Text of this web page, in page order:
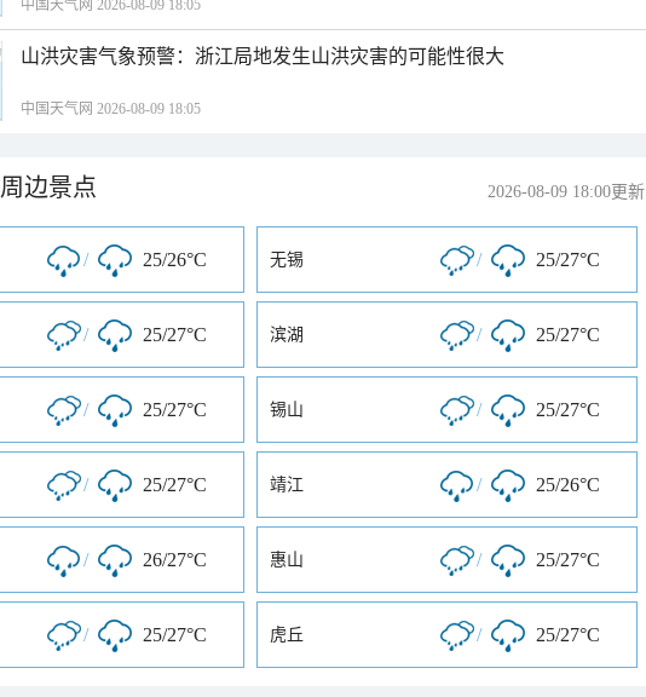
中国天气网 2026-08-09 18:05
山洪灾害气象预警：浙江局地发生山洪灾害的可能性很大
中国天气网 2026-08-09 18:05
周边景点 2026-08-09 18:00更新
/ 25/26°C 无锡 / 25/27°C
/ 25/27°C 滨湖 / 25/27°C
/ 25/27°C 锡山 / 25/27°C
/ 25/27°C 靖江 / 25/26°C
/ 26/27°C 惠山 / 25/27°C
/ 25/27°C 虎丘 / 25/27°C